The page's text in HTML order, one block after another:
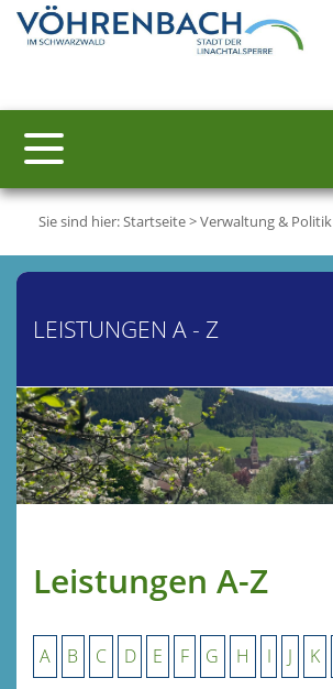
Sie sind hier:Startseite>Verwaltung & Politik
LEISTUNGEN A - Z
Leistungen A-Z
A B C D E F G H I J K